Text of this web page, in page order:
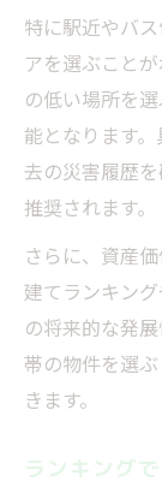
特に駅近やバ
アを選ぶこと
の低い場所を
能となります
去の災害履歴
推奨されます。
さらに、資産
建てランキン
の将来的な発
帯の物件を選
きます。
ランキング